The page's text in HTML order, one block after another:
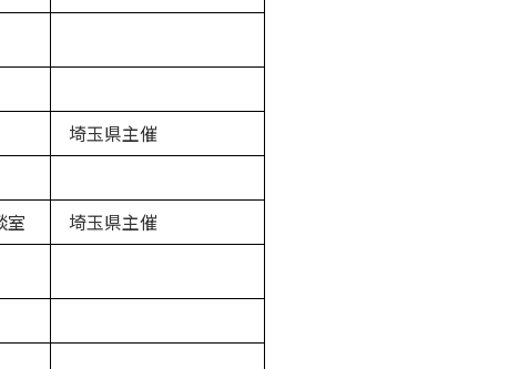
埼玉県主催
室
埼玉県主催